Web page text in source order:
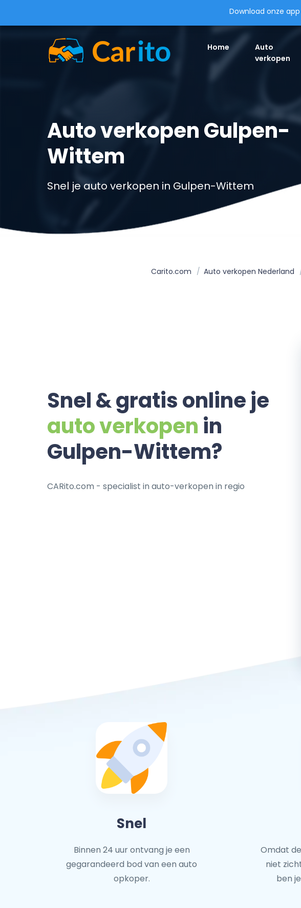
Download onze app
Home
Auto
verkopen
Auto verkopen Gulpen-
Wittem
Snel je auto verkopen in Gulpen-Wittem
Carito.com Auto verkopen Nederland
Snel & gratis online je
auto verkopen in
Gulpen-Wittem?
CARito.com - specialist in auto-verkopen in regio
Snel
Binnen 24 uur ontvang je een
gegarandeerd bod van een auto
opkoper.
Omdat
niet
ben